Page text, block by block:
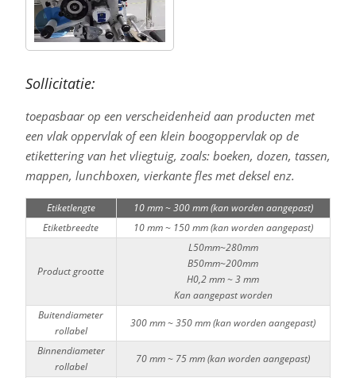
Sollicitatie:
toepasbaar op een verscheidenheid aan producten met
een vlak oppervlak of een klein boogoppervlak op de
etikettering van het vliegtuig, zoals: boeken, dozen, tassen,
mappen, lunchboxen, vierkante fles met deksel enz.
Etiketlengte
10 mm ~ 300 mm (kan worden aangepast)
Etiketbreedte
10 mm ~ 150 mm (kan worden aangepast)
Product grootte
L50mm~280mm
B50mm~200mm
H0,2 mm ~ 3 mm
Kan aangepast worden
Buitendiameter
rollabel
300 mm ~ 350 mm (kan worden aangepast)
Binnendiameter
rollabel
70 mm ~ 75 mm (kan worden aangepast)